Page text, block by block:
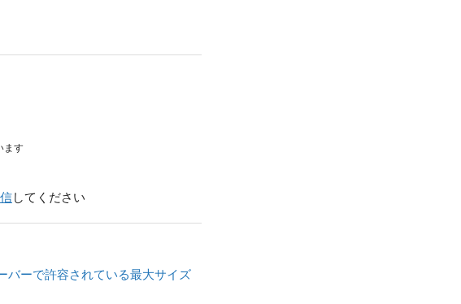
ます
してください
バーで許容されている最大サイズ